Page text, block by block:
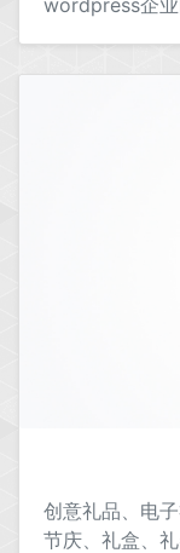
wordpress企业
创意礼品、电
节庆、礼盒、